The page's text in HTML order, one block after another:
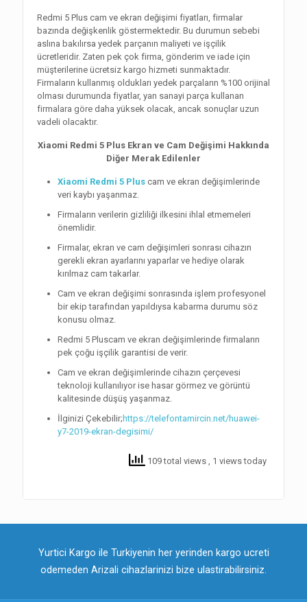
Redmi 5 Plus cam ve ekran değişimi fiyatları, firmalar
bazında değişkenlik göstermektedir. Bu durumun sebebi
aslına bakılırsa yedek parçanın maliyeti ve işçilik
ücretleridir. Zaten pek çok firma, gönderim ve iade için
müşterilerine ücretsiz kargo hizmeti sunmaktadır.
Firmaların kullanmış oldukları yedek parçaların %100 orijinal
olması durumunda fiyatlar, yan sanayi parça kullanan
firmalara göre daha yüksek olacak, ancak sonuçlar uzun
vadeli olacaktır.
Xiaomi Redmi 5 Plus Ekran ve Cam Değişimi Hakkında
Diğer Merak Edilenler
Xiaomi Redmi 5 Plus cam ve ekran değişimlerinde
veri kaybı yaşanmaz.
Firmaların verilerin gizliliği ilkesini ihlal etmemeleri
önemlidir.
Firmalar, ekran ve cam değişimleri sonrası cihazın
gerekli ekran ayarlarını yaparlar ve hediye olarak
kırılmaz cam takarlar.
Cam ve ekran değişimi sonrasında işlem profesyonel
bir ekip tarafından yapıldıysa kabarma durumu söz
konusu olmaz.
Redmi 5 Pluscam ve ekran değişimlerinde firmaların
pek çoğu işçilik garantisi de verir.
Cam ve ekran değişimlerinde cihazın çerçevesi
teknoloji kullanılıyor ise hasar görmez ve görüntü
kalitesinde düşüş yaşanmaz.
İlginizi Çekebilir; https://telefontamircin.net/huawei-
y7-2019-ekran-degisimi/
109 total views , 1 views today
Yurtici Kargo ile Turkiyenin her yerinden kargo ucreti
odemeden Arizali cihazlarinizi bize ulastirabilirsiniz.